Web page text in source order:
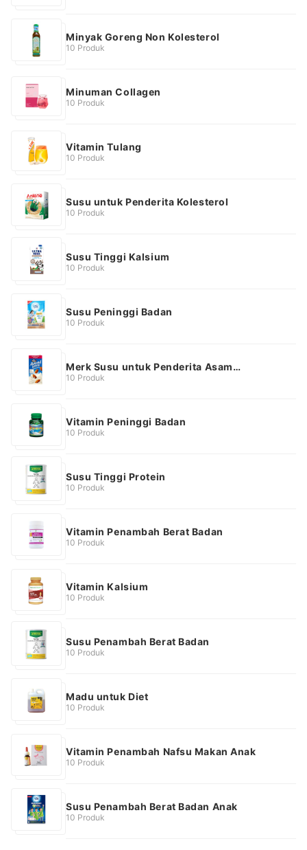
Minyak Goreng Non Kolesterol
10 Produk
Minuman Collagen
10 Produk
Vitamin Tulang
10 Produk
Susu untuk Penderita Kolesterol
10 Produk
Susu Tinggi Kalsium
10 Produk
Susu Peninggi Badan
10 Produk
Merk Susu untuk Penderita Asam
Lambung
10 Produk
Vitamin Peninggi Badan
10 Produk
Susu Tinggi Protein
10 Produk
Vitamin Penambah Berat Badan
10 Produk
Vitamin Kalsium
10 Produk
Susu Penambah Berat Badan
10 Produk
Madu untuk Diet
10 Produk
Vitamin Penambah Nafsu Makan Anak
10 Produk
Susu Penambah Berat Badan Anak
10 Produk